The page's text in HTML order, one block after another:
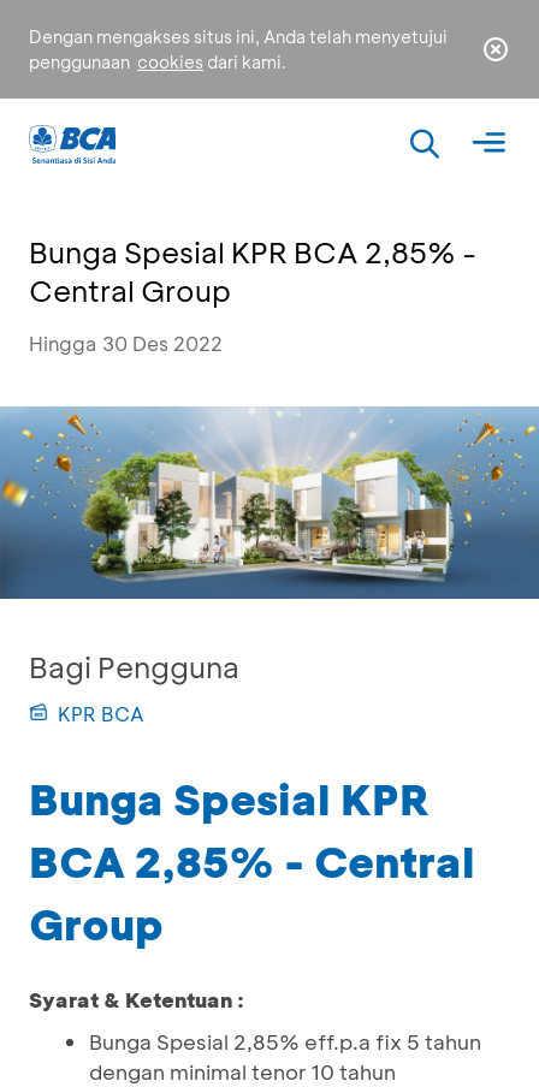
Dengan mengakses situs ini, Anda telah menyetujui
penggunaan cookies dari kami.
Bunga Spesial KPR BCA 2,85% -
Central Group
Hingga 30 Des 2022
Bagi Pengguna
KPR BCA
Bunga Spesial KPR
BCA 2,85% - Central
Group
Syarat & Ketentuan :
Bunga Spesial 2,85% eff.p.a fix 5 tahun
dengan minimal tenor 10 tahun